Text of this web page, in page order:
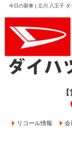
今日の新車 | 立川 八王子
リコール情報 会